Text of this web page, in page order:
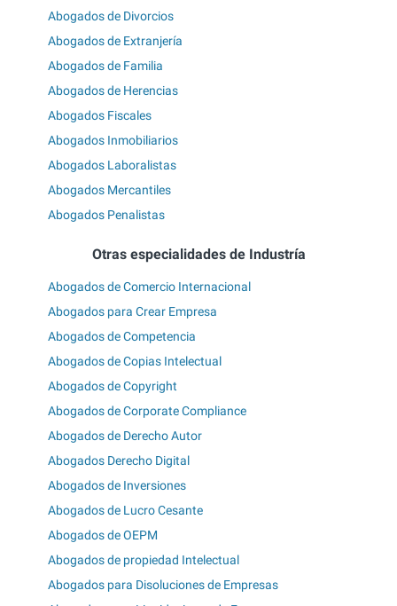
Abogados de Divorcios
Abogados de Extranjería
Abogados de Familia
Abogados de Herencias
Abogados Fiscales
Abogados Inmobiliarios
Abogados Laboralistas
Abogados Mercantiles
Abogados Penalistas
Otras especialidades de Industría
Abogados de Comercio Internacional
Abogados para Crear Empresa
Abogados de Competencia
Abogados de Copias Intelectual
Abogados de Copyright
Abogados de Corporate Compliance
Abogados de Derecho Autor
Abogados Derecho Digital
Abogados de Inversiones
Abogados de Lucro Cesante
Abogados de OEPM
Abogados de propiedad Intelectual
Abogados para Disoluciones de Empresas